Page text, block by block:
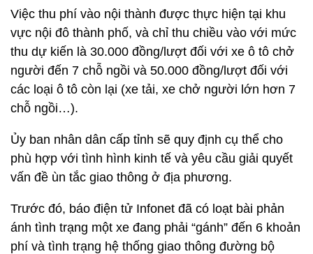
Việc thu phí vào nội thành được thực hiện tại khu
vực nội đô thành phố, và chỉ thu chiều vào với mức
thu dự kiến là 30.000 đồng/lượt đối với xe ô tô chở
người đến 7 chỗ ngồi và 50.000 đồng/lượt đối với
các loại ô tô còn lại (xe tải, xe chở người lớn hơn 7
chỗ ngồi…).
Ủy ban nhân dân cấp tỉnh sẽ quy định cụ thể cho
phù hợp với tình hình kinh tế và yêu cầu giải quyết
vấn đề ùn tắc giao thông ở địa phương.
Trước đó, báo điện tử Infonet đã có loạt bài phản
ánh tình trạng một xe đang phải “gánh” đến 6 khoản
phí và tình trạng hệ thống giao thông đường bộ